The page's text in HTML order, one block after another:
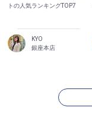
トの人気ランキングTOP7
KYO
銀座本店